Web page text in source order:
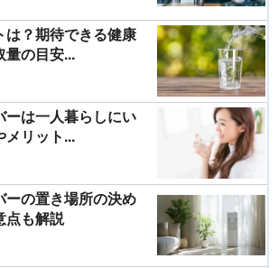
は？期待できる健康
量の目安...
ーは一人暮らしにい
メリット...
ーの置き場所の決め
点も解説